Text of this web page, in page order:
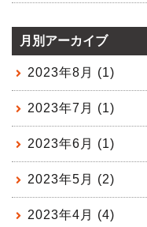
月別アーカイブ
2023年8月 (1)
2023年7月 (1)
2023年6月 (1)
2023年5月 (2)
2023年4月 (4)